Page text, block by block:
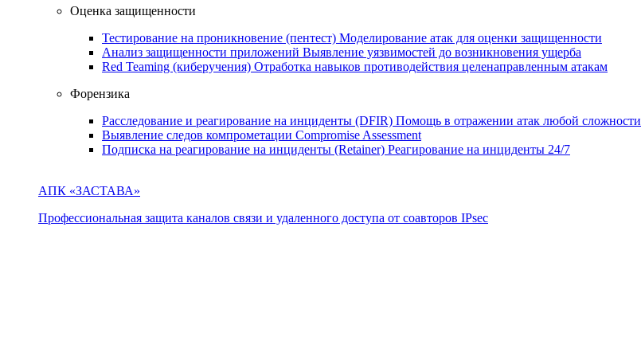
Оценка защищенности
Тестирование на проникновение (пентест) Моделирование атак для оценки защищенности
Анализ защищенности приложений Выявление уязвимостей до возникновения ущерба
Red Teaming (киберучения) Отработка навыков противодействия целенаправленным атакам
Форензика
Расследование и реагирование на инциденты (DFIR) Помощь в отражении атак любой сложности
Выявление следов компрометации Compromise Assessment
Подписка на реагирование на инциденты (Retainer) Реагирование на инциденты 24/7
АПК «ЗАСТАВА»
Профессиональная защита каналов связи и удаленного доступа от соавторов IPsec